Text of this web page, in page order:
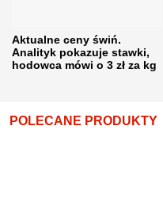
Aktualne ceny świń.
Analityk pokazuje stawki,
hodowca mówi o 3 zł za kg
POLECANE PRODUKTY